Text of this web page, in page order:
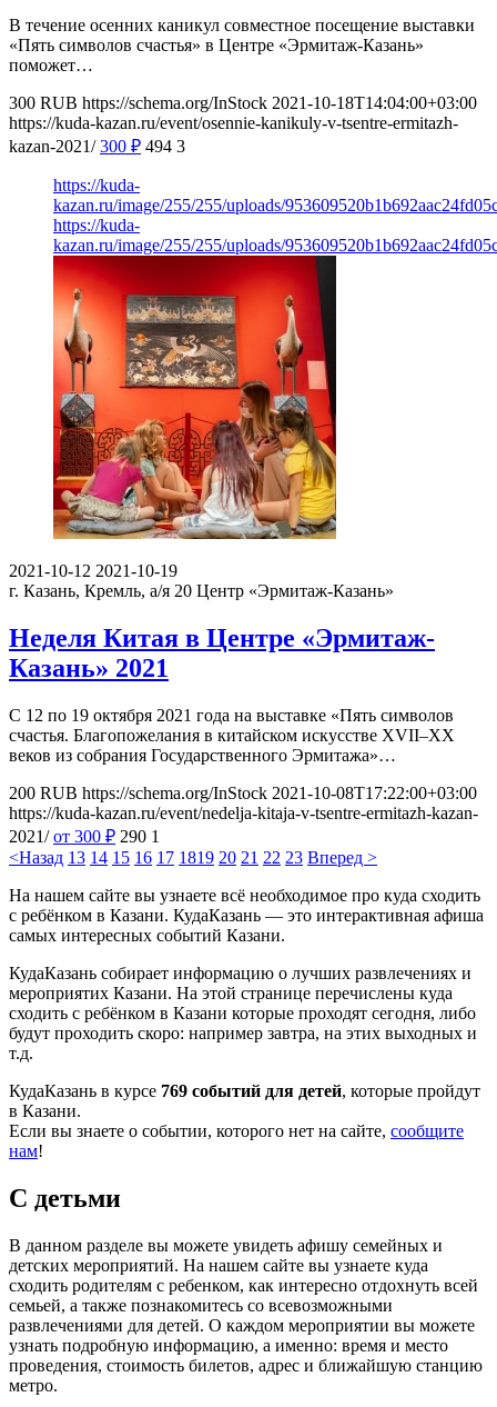
В течение осенних каникул совместное посещение выставки
«Пять символов счастья» в Центре «Эрмитаж-Казань»
поможет…
300 RUB https://schema.org/InStock 2021-10-18T14:04:00+03:00
https://kuda-kazan.ru/event/osennie-kanikuly-v-tsentre-ermitazh-
kazan-2021/ 300 ₽ 494 3
https://kuda-
kazan.ru/image/255/255/uploads/
https://kuda-
kazan.ru/image/255/255/uploads/
2021-10-12 2021-10-19
г. Казань, Кремль, а/я 20 Центр «Эрмитаж-Казань»
Неделя Китая в Центре «Эрмитаж-
Казань» 2021
С 12 по 19 октября 2021 года на выставке «Пять символов
счастья. Благопожелания в китайском искусстве XVII–XX
веков из собрания Государственного Эрмитажа»…
200 RUB https://schema.org/InStock 2021-10-08T17:22:00+03:00
https://kuda-kazan.ru/event/nedelja-kitaja-v-tsentre-ermitazh-kazan-
2021/ от 300 ₽ 290 1
<Назад 13 14 15 16 17 1819 20 21 22 23 Вперед >
На нашем сайте вы узнаете всё необходимое про куда сходить
с ребёнком в Казани. КудаКазань — это интерактивная афиша
самых интересных событий Казани.
КудаКазань собирает информацию о лучших развлечениях и
мероприятих Казани. На этой странице перечислены куда
сходить с ребёнком в Казани которые проходят сегодня, либо
будут проходить скоро: например завтра, на этих выходных и
т.д.
КудаКазань в курсе 769 событий для детей, которые пройдут
в Казани.
Если вы знаете о событии, которого нет на сайте, сообщите
нам!
С детьми
В данном разделе вы можете увидеть афишу семейных и
детских мероприятий. На нашем сайте вы узнаете куда
сходить родителям с ребенком, как интересно отдохнуть всей
семьей, а также познакомитесь со всевозможными
развлечениями для детей. О каждом мероприятии вы можете
узнать подробную информацию, а именно: время и место
проведения, стоимость билетов, адрес и ближайшую станцию
метро.